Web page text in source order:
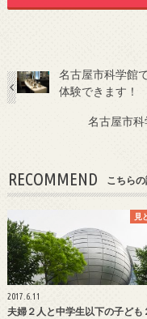
名古屋市科学館
体験できます！
名古屋市科
RECOMMEND こちらの
見
2017.6.11
夫婦２人と中学生以下の子ども